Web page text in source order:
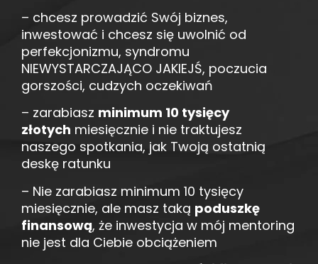
– chcesz prowadzić Swój biznes,
inwestować i chcesz się uwolnić od
perfekcjonizmu, syndromu
NIEWYSTARCZAJĄCO JAKIEJŚ, poczucia
gorszości, cudzych oczekiwań
– zarabiasz minimum 10 tysięcy
złotych miesięcznie i nie traktujesz
naszego spotkania, jak Twoją ostatnią
deskę ratunku
– Nie zarabiasz minimum 10 tysięcy
miesięcznie, ale masz taką poduszkę
finansową, że inwestycja w mój mentoring
nie jest dla Ciebie obciążeniem